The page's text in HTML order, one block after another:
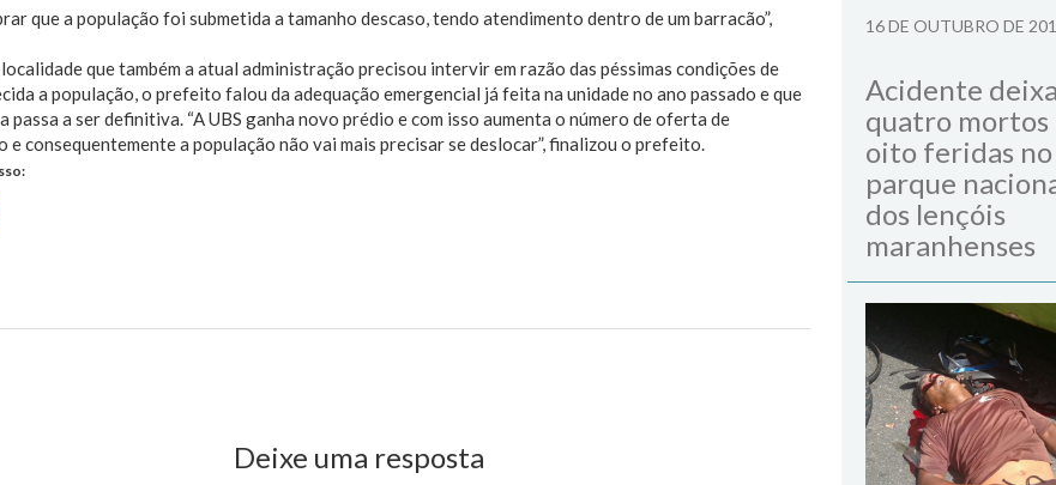
que a população foi submetida a tamanho descaso, tendo atendimento dentro de um barracão”,
localidade que também a atual administração precisou intervir em razão das péssimas condições de
a população, o prefeito falou da adequação emergencial já feita na unidade no ano passado e que
passa a ser definitiva. “A UBS ganha novo prédio e com isso aumenta o número de oferta de
e consequentemente a população não vai mais precisar se deslocar”, finalizou o prefeito.
Deixe uma resposta
16 DE OUTUBRO DE
Acidente
quatro mortos
oito feridas no
parque
dos lençóis
maranhenses